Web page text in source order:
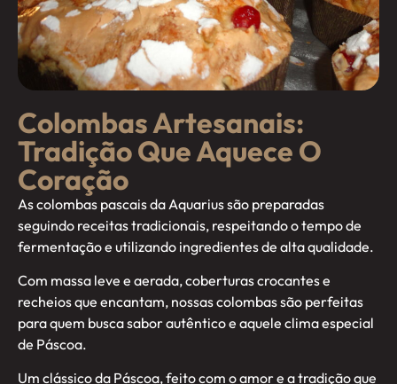
Colombas Artesanais:
Tradição Que Aquece O
Coração
As colombas pascais da Aquarius são preparadas
seguindo receitas tradicionais, respeitando o tempo de
fermentação e utilizando ingredientes de alta qualidade.
Com massa leve e aerada, coberturas crocantes e
recheios que encantam, nossas colombas são perfeitas
para quem busca sabor autêntico e aquele clima especial
de Páscoa.
Um clássico da Páscoa, feito com o amor e a tradição que